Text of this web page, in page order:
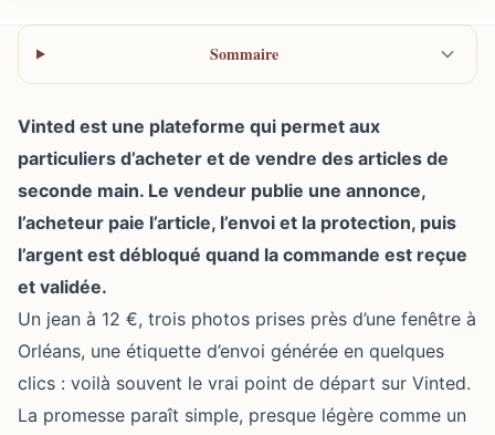
Sommaire
Vinted est une plateforme qui permet aux
particuliers d’acheter et de vendre des articles de
seconde main. Le vendeur publie une annonce,
l’acheteur paie l’article, l’envoi et la protection, puis
l’argent est débloqué quand la commande est reçue
et validée.
Un jean à 12 €, trois photos prises près d’une fenêtre à
Orléans, une étiquette d’envoi générée en quelques
clics : voilà souvent le vrai point de départ sur Vinted.
La promesse paraît simple, presque légère comme un